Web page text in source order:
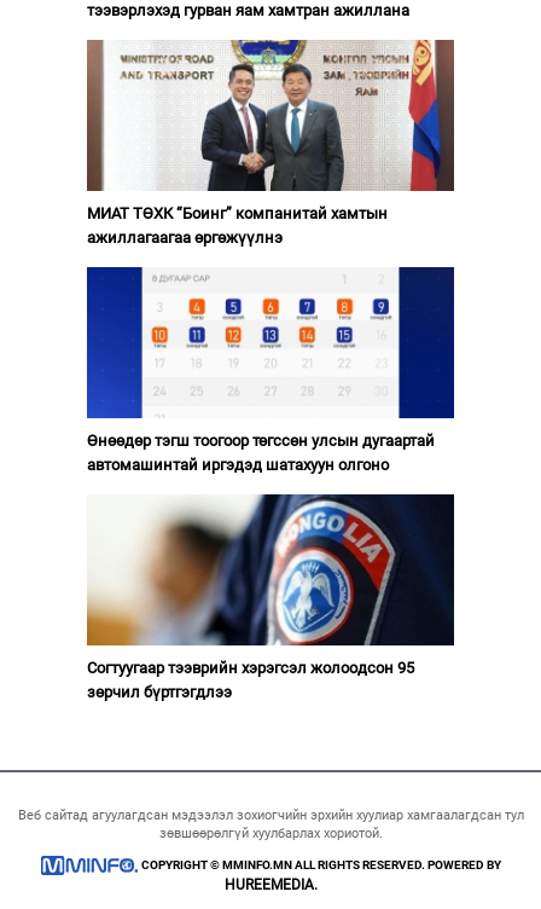
тээвэрлэхэд гурван яам хамтран ажиллана
МИАТ ТӨХК “Боинг” компанитай хамтын
ажиллагаагаа өргөжүүлнэ
Өнөөдөр тэгш тоогоор төгссөн улсын дугаартай
автомашинтай иргэдэд шатахуун олгоно
Согтуугаар тээврийн хэрэгсэл жолоодсон 95
зөрчил бүртгэгдлээ
Веб сайтад агуулагдсан мэдээлэл зохиогчийн эрхийн хуулиар хамгаалагдсан тул
зөвшөөрөлгүй хуулбарлах хориотой.
COPYRIGHT © MMINFO.MN ALL RIGHTS RESERVED. POWERED BY
HUREEMEDIA.